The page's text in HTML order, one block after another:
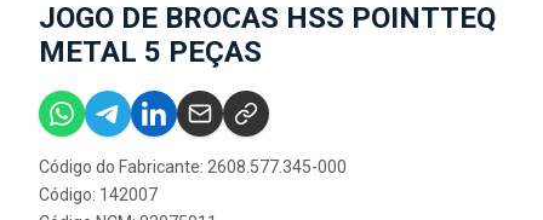
JOGO DE BROCAS HSS POINTTEQ
METAL 5 PEÇAS
Código do Fabricante: 2608.577.345-000
Código: 142007